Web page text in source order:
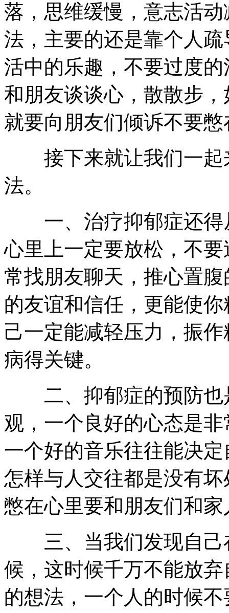
落，思维缓慢，意志活
法，主要的还是靠个人
活中的乐趣，不要过度
和朋友谈谈心，散散步
就要向朋友们倾诉不要
接下来就让我们一起
法。
一、治疗抑郁症还得
心里上一定要放松，不
常找朋友聊天，推心置
的友谊和信任，更能使
己一定能减轻压力，振
病得关键。
二、抑郁症的预防也
观，一个良好的心态是
一个好的音乐往往能决
怎样与人交往都是没有
憋在心里要和朋友们和
三、当我们发现自己
候，这时候千万不能放
的想法，一个人的时候